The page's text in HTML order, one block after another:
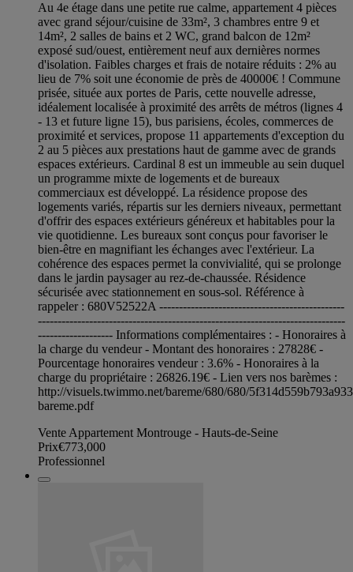
Au 4e étage dans une petite rue calme, appartement 4 pièces
avec grand séjour/cuisine de 33m², 3 chambres entre 9 et
14m², 2 salles de bains et 2 WC, grand balcon de 12m²
exposé sud/ouest, entièrement neuf aux dernières normes
d'isolation. Faibles charges et frais de notaire réduits : 2% au
lieu de 7% soit une économie de près de 40000€ ! Commune
prisée, située aux portes de Paris, cette nouvelle adresse,
idéalement localisée à proximité des arrêts de métros (lignes 4
- 13 et future ligne 15), bus parisiens, écoles, commerces de
proximité et services, propose 11 appartements d'exception du
2 au 5 pièces aux prestations haut de gamme avec de grands
espaces extérieurs. Cardinal 8 est un immeuble au sein duquel
un programme mixte de logements et de bureaux
commerciaux est développé. La résidence propose des
logements variés, répartis sur les derniers niveaux, permettant
d'offrir des espaces extérieurs généreux et habitables pour la
vie quotidienne. Les bureaux sont conçus pour favoriser le
bien-être en magnifiant les échanges avec l'extérieur. La
cohérence des espaces permet la convivialité, qui se prolonge
dans le jardin paysager au rez-de-chaussée. Résidence
sécurisée avec stationnement en sous-sol. Référence à
rappeler : 680V52522A -----------------------------------------------
------------------------------------------------------------------------------
------------------- Informations complémentaires : - Honoraires à
la charge du vendeur - Montant des honoraires : 27828€ -
Pourcentage honoraires vendeur : 3.6% - Honoraires à la
charge du propriétaire : 26826.19€ - Lien vers nos barèmes :
http://visuels.twimmo.net/bareme/680/680/
bareme.pdf
Vente Appartement Montrouge - Hauts-de-Seine
Prix€773,000
Professionnel